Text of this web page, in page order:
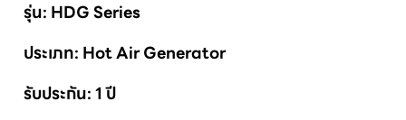
รุ่น: HDG Series
ประเภท: Hot Air Generator
รับประกัน: 1 ปี